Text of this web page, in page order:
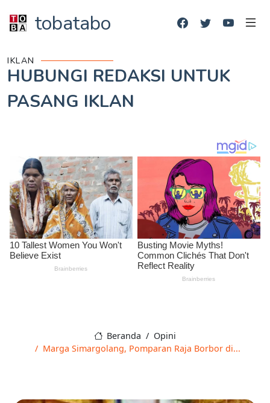
tobatabo
IKLAN
HUBUNGI REDAKSI UNTUK
PASANG IKLAN
Beranda
Opini
Marga Simargolang, Pomparan Raja Borbor di...